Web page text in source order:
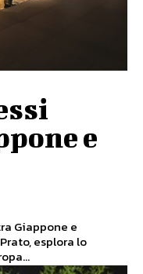
e
Giappone e
esplora lo